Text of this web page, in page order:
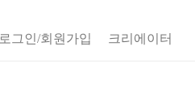
로그인/회원가입 크리에이터